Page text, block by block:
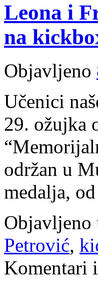
Leona i
na
Objavljeno
Učenici
29. ožujka
održan u
medalja,
Objavljeno
Petrović,
Komentari